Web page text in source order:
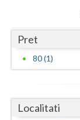
Giurgiu
Gorj
Hunedoara
Pret
80 (1)
Localitati